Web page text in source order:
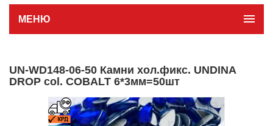
МЕНЮ
UN-WD148-06-50 Камни хол.фикс. UNDINA
DROP col. COBALT 6*3мм=50шт